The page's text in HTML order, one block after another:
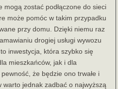
mogą zostać podłączone do sieci
może pomóc w takim przypadku
przy domu. Dzięki niemu raz
drogiej usługi wywozu
inwestycja, która szybko się
mieszkańców, jak i dla
że będzie ono trwałe i
warto jednak zadbać o najwyższą